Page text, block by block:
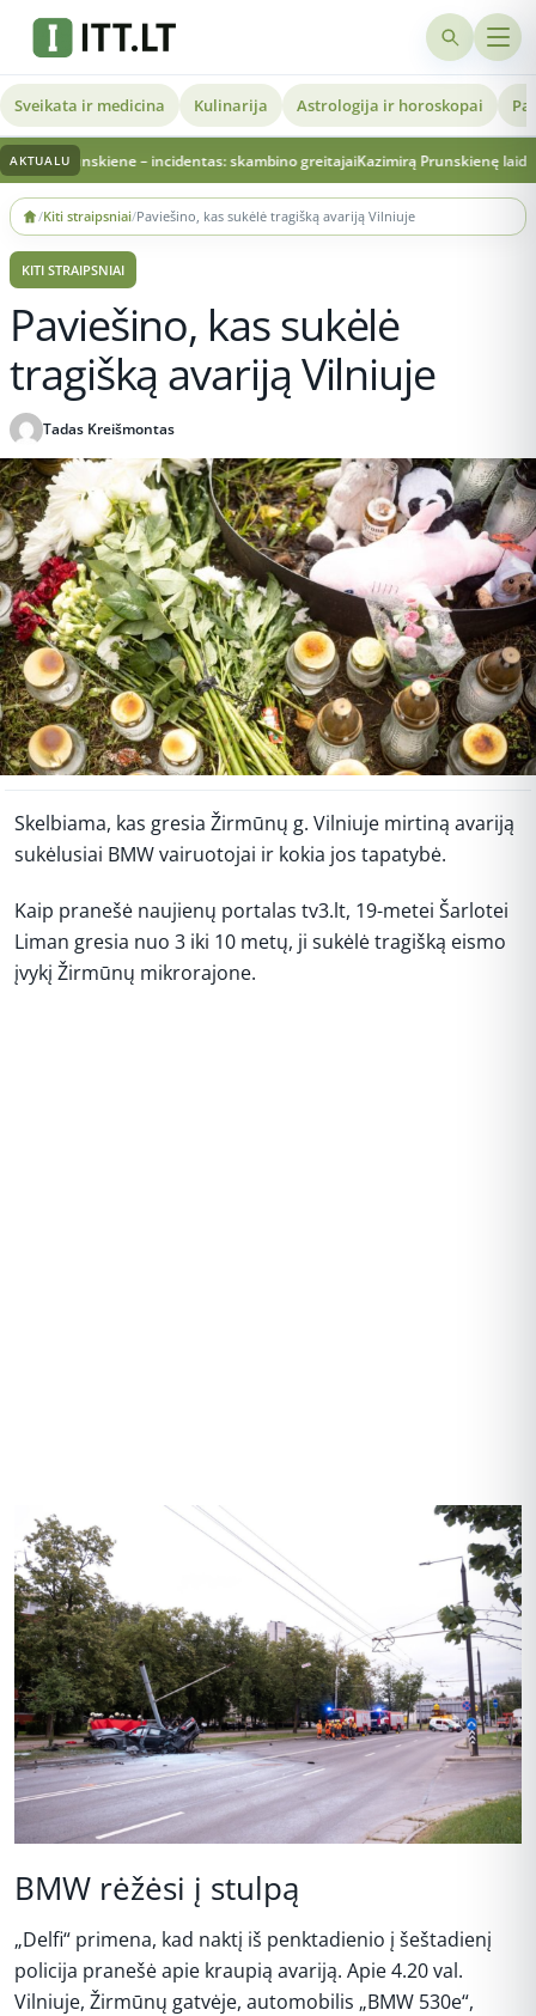
Sveikata ir medicina Kulinarija Astrologija ir horoskopai
AKTUALU– incidentas: skambino greitajaiKazimirą Prunskienę laidojantis brolis
Skip
to
content
/Kiti straipsniai/Paviešino, kas sukėlė tragišką avariją Vilniuje
KITI STRAIPSNIAI
Paviešino, kas sukėlė
tragišką avariją Vilniuje
Tadas Kreišmontas
Skelbiama, kas gresia Žirmūnų g. Vilniuje mirtiną avariją
sukėlusiai BMW vairuotojai ir kokia jos tapatybė.
Kaip pranešė naujienų portalas tv3.lt, 19-metei Šarlotei
Liman gresia nuo 3 iki 10 metų, ji sukėlė tragišką eismo
įvykį Žirmūnų mikrorajone.
BMW rėžėsi į stulpą
„Delfi“ primena, kad naktį iš penktadienio į šeštadienį
policija pranešė apie kraupią avariją. Apie 4.20 val.
Vilniuje, Žirmūnų gatvėje, automobilis „BMW 530e“,